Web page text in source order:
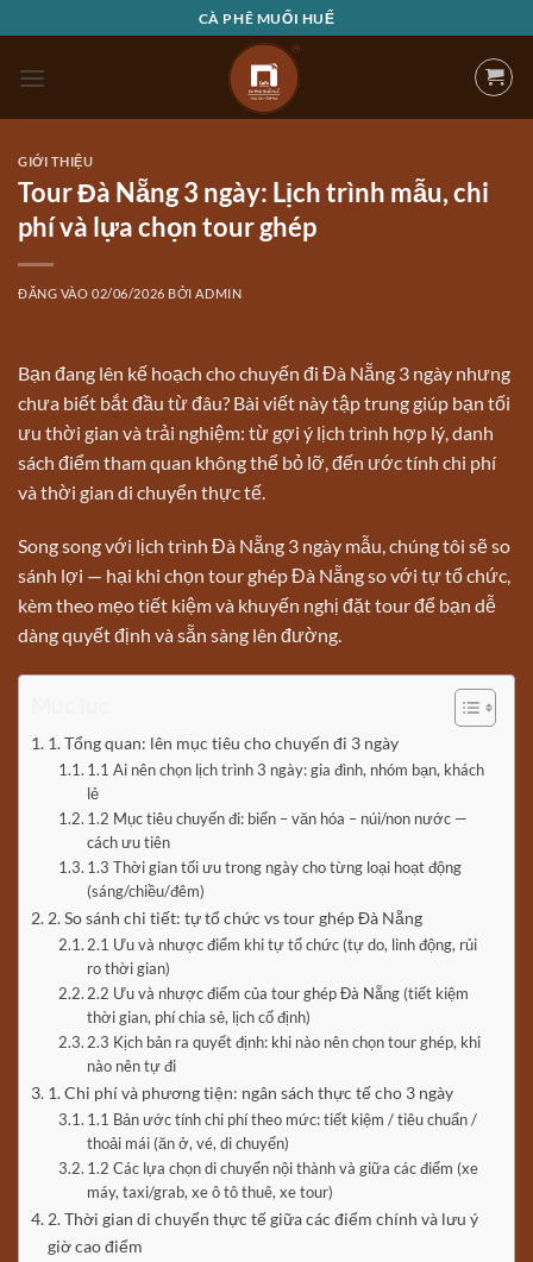
qua
nội
CÀ PHÊ MUỐI HUẾ
GIỚI THIỆU
Tour Đà Nẵng 3 ngày: Lịch trình mẫu, chi
phí và lựa chọn tour ghép
ĐĂNG VÀO02/06/2026 BỞI ADMIN
Bạn đang lên kế hoạch cho chuyến đi Đà Nẵng 3 ngày nhưng
chưa biết bắt đầu từ đâu? Bài viết này tập trung giúp bạn tối
ưu thời gian và trải nghiệm: từ gợi ý lịch trình hợp lý, danh
sách điểm tham quan không thể bỏ lỡ, đến ước tính chi phí
và thời gian di chuyển thực tế.
Song song với lịch trình Đà Nẵng 3 ngày mẫu, chúng tôi sẽ so
sánh lợi — hại khi chọn tour ghép Đà Nẵng so với tự tổ chức,
kèm theo mẹo tiết kiệm và khuyến nghị đặt tour để bạn dễ
dàng quyết định và sẵn sàng lên đường.
1. Tổng quan: lên mục tiêu cho chuyến đi 3 ngày
1.1 Ai nên chọn lịch trình 3 ngày: gia đình, nhóm bạn, khách
lẻ
1.2 Mục tiêu chuyến đi: biển – văn hóa – núi/non nước —
cách ưu tiên
1.3 Thời gian tối ưu trong ngày cho từng loại hoạt động
(sáng/chiều/đêm)
2. So sánh chi tiết: tự tổ chức vs tour ghép Đà Nẵng
2.1 Ưu và nhược điểm khi tự tổ chức (tự do, linh động, rủi
ro thời gian)
2.2 Ưu và nhược điểm của tour ghép Đà Nẵng (tiết kiệm
thời gian, phí chia sẻ, lịch cố định)
2.3 Kịch bản ra quyết định: khi nào nên chọn tour ghép, khi
nào nên tự đi
1. Chi phí và phương tiện: ngân sách thực tế cho 3 ngày
1.1 Bản ước tính chi phí theo mức: tiết kiệm / tiêu chuẩn /
thoải mái (ăn ở, vé, di chuyển)
1.2 Các lựa chọn di chuyển nội thành và giữa các điểm (xe
máy, taxi/grab, xe ô tô thuê, xe tour)
2. Thời gian di chuyển thực tế giữa các điểm chính và lưu ý
giờ cao điểm